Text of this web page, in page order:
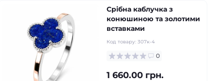
Срібна каблучка з
конюшиною та золотими
вставками
Код товару: 307к-4
0
1 660.00 грн.